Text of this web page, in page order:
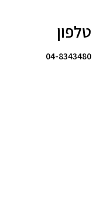
טלפון
04-8343480